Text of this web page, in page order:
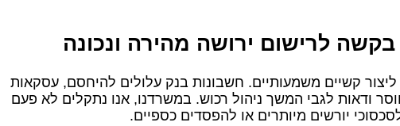
לרישום ירושה מהירה ונכונה
ליצור קשיים משמעותיים. חשבונות בנק עלולים להיחסם, עסקאות
ודאות לגבי המשך ניהול רכוש. במשרדנו, אנו נתקלים לא פעם
יורשים מיותרים או להפסדים כספיים.